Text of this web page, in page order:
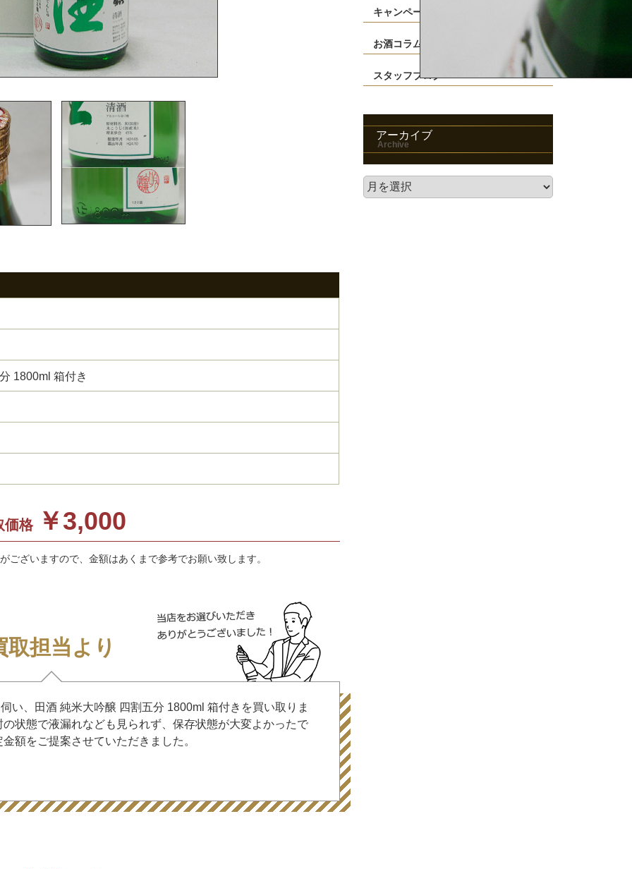
1800ml 箱付き
価格 ￥3,000
ざいますので、金額はあくまで参考でお願い致します。
取担当より
い、田酒 純米大吟醸 四割五分 1800ml 箱付きを買い取りま
状態で液漏れなども見られず、保存状態が大変よかったで
額をご提案させていただきました。
キャンペーン
お酒コラム
スタッフブログ
アーカイブ